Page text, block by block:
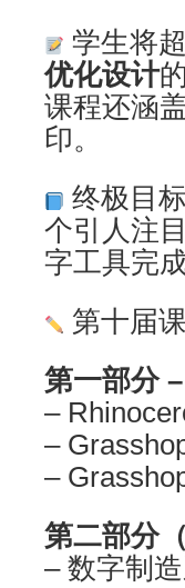
学生将
优化设计
课程还涵盖
印。
终极目
个引人注
字工具完
第十届
第一部分
–
–
–
第二部分
– 数字制